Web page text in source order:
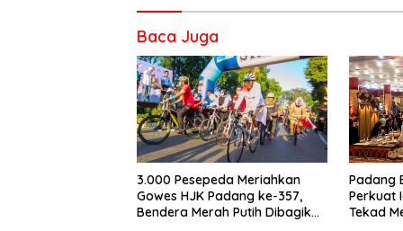
Baca Juga
3.000 Pesepeda Meriahkan
Gowes HJK Padang ke-357,
Bendera Merah Putih Dibagikan
Padang
Perkuat
Tekad